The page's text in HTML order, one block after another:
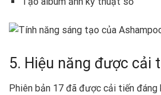
5. Hiệu năng được cải
Phiên bản 17 đã được cải tiến đáng